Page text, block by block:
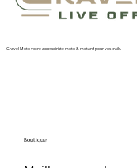
Gravel Moto votre accessoiriste moto & motard pour vos trails.
Boutique